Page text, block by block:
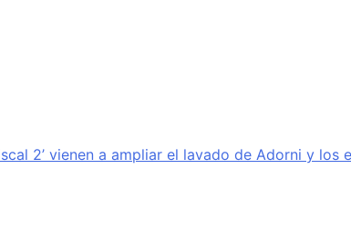
2’ vienen a ampliar el lavado de Adorni y los